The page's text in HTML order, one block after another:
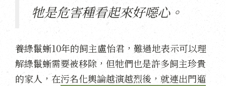
牠是危害種看起來好噁心。
養綠鬣蜥10年的飼主盧怡君，難過地表示可以理
解綠鬣蜥需要被移除，但牠們也是許多飼主珍貴
的家人，在污名化輿論越演越烈後，就連出門遛